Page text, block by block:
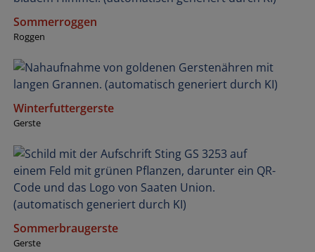
Sommerroggen
Roggen
Winterfuttergerste
Gerste
Sommerbraugerste
Gerste